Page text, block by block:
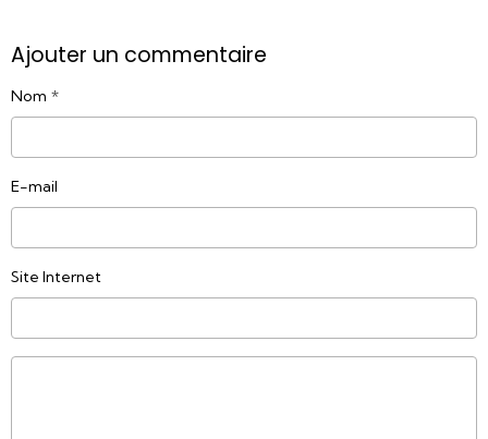
Ajouter un commentaire
Nom
E-mail
Site Internet